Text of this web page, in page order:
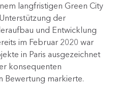
langfristigen Green City
der
und Entwicklung
im Februar 2020 war
in Paris ausgezeichnet
konsequenten
Bewertung markierte.​